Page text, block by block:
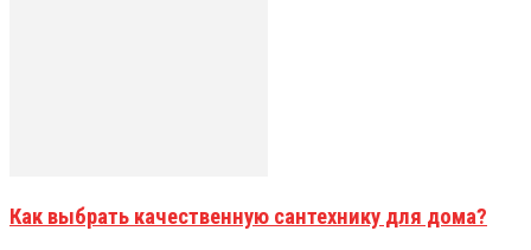
Как выбрать качественную сантехнику для дома?